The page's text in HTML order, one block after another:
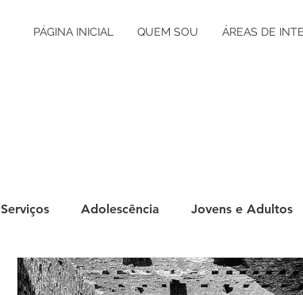
PÁGINA INICIAL QUEM SOU ÁREAS DE
Serviços Adolescência Jovens e Adultos
Grávidez e Primeira Infância Pós Parto